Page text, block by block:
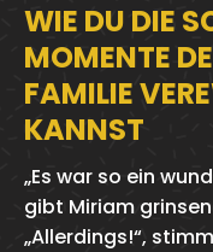
WIE DU DIE
MOMENTE
FAMILIE
KANNST
„Es war so ein
gibt Miriam
„Allerdings!“,